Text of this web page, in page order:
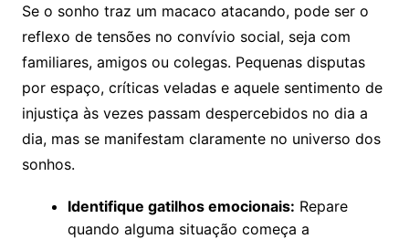
Se o sonho traz um macaco atacando, pode ser o
reflexo de tensões no convívio social, seja com
familiares, amigos ou colegas. Pequenas disputas
por espaço, críticas veladas e aquele sentimento de
injustiça às vezes passam despercebidos no dia a
dia, mas se manifestam claramente no universo dos
sonhos.
Identifique gatilhos emocionais: Repare
quando alguma situação começa a